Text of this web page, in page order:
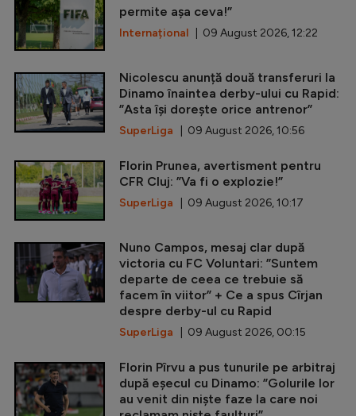
permite așa ceva!”
Internațional | 09 August 2026, 12:22
Nicolescu anunță două transferuri la
Dinamo înaintea derby-ului cu Rapid:
”Asta își dorește orice antrenor”
SuperLiga | 09 August 2026, 10:56
Florin Prunea, avertisment pentru
CFR Cluj: ”Va fi o explozie!”
SuperLiga | 09 August 2026, 10:17
Nuno Campos, mesaj clar după
victoria cu FC Voluntari: ”Suntem
departe de ceea ce trebuie să
facem în viitor” + Ce a spus Cîrjan
despre derby-ul cu Rapid
SuperLiga | 09 August 2026, 00:15
Florin Pîrvu a pus tunurile pe arbitraj
după eșecul cu Dinamo: ”Golurile lor
au venit din niște faze la care noi